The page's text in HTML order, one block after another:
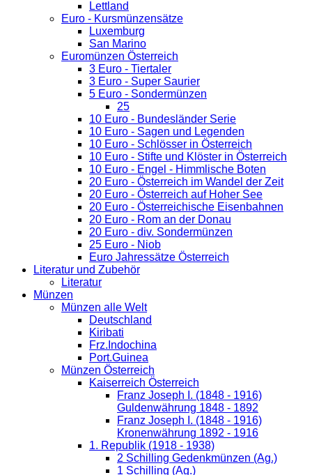
Lettland
Euro - Kursmünzensätze
Luxemburg
San Marino
Euromünzen Österreich
3 Euro - Tiertaler
3 Euro - Super Saurier
5 Euro - Sondermünzen
25
10 Euro - Bundesländer Serie
10 Euro - Sagen und Legenden
10 Euro - Schlösser in Österreich
10 Euro - Stifte und Klöster in Österreich
10 Euro - Engel - Himmlische Boten
20 Euro - Österreich im Wandel der Zeit
20 Euro - Österreich auf Hoher See
20 Euro - Österreichische Eisenbahnen
20 Euro - Rom an der Donau
20 Euro - div. Sondermünzen
25 Euro - Niob
Euro Jahressätze Österreich
Literatur und Zubehör
Literatur
Münzen
Münzen alle Welt
Deutschland
Kiribati
Frz.Indochina
Port.Guinea
Münzen Österreich
Kaiserreich Österreich
Franz Joseph I. (1848 - 1916)
Guldenwährung 1848 - 1892
Franz Joseph I. (1848 - 1916)
Kronenwährung 1892 - 1916
1. Republik (1918 - 1938)
2 Schilling Gedenkmünzen (Ag.)
1 Schilling (Ag.)